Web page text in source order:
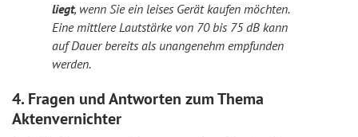
liegt, wenn Sie ein leises Gerät kaufen möchten.
Eine mittlere Lautstärke von 70 bis 75 dB kann
auf Dauer bereits als unangenehm empfunden
werden.
4. Fragen und Antworten zum Thema
Aktenvernichter